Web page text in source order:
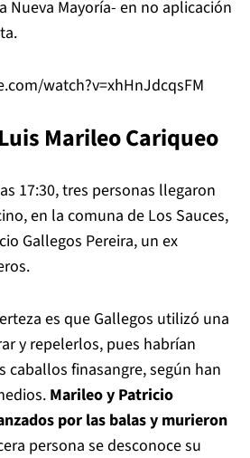
Nueva Mayoría- en no aplicación
watch?v=xhHnJdcqsFM
Marileo Cariqueo
17:30, tres personas llegaron
en la comuna de Los Sauces,
Gallegos Pereira, un ex
es que Gallegos utilizó una
y repelerlos, pues habrían
caballos finasangre, según han
Marileo y Patricio
por las balas y murieron
persona se desconoce su